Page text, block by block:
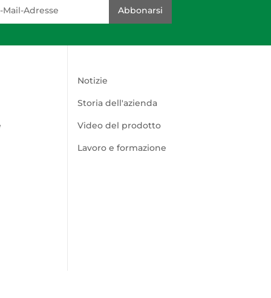
Abbonarsi
Notizie
Storia dell'azienda
Video del prodotto
Lavoro e formazione